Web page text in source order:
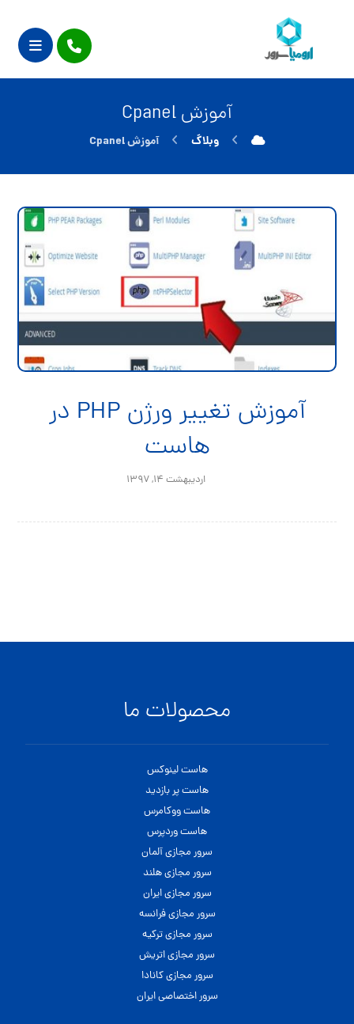
آموزش Cpanel
وبلاگ آموزش Cpanel
آموزش تغییر ورژن PHP در
هاست
اردیبهشت ۱۴, ۱۳۹۷
محصولات ما
هاست لینوکس
هاست پر بازدید
هاست ووکامرس
هاست وردپرس
سرور مجازی آلمان
سرور مجازی هلند
سرور مجازی ایران
سرور مجازی فرانسه
سرور مجازی ترکیه
سرور مجازی اتریش
سرور مجازی کانادا
سرور اختصاصی ایران